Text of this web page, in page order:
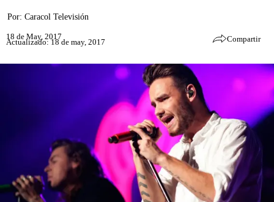
Por: Caracol Televisión
18 de May, 2017
Actualizado: 18 de may, 2017 Compartir